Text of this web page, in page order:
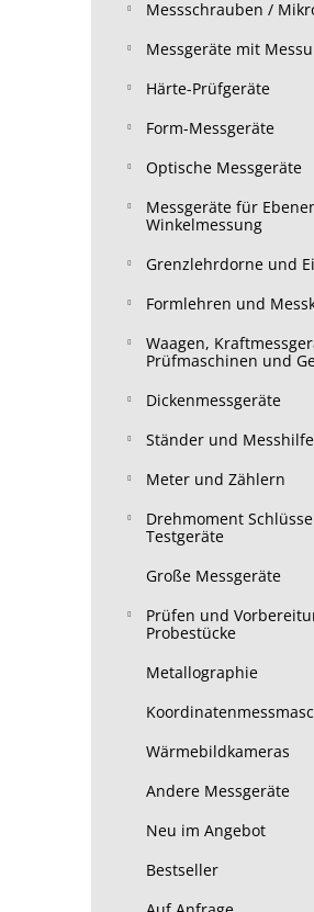
Messschrauben /
Messgeräte mit
Härte-Prüfgeräte
Form-Messgeräte
Optische Messgeräte
Messgeräte für
Winkelmessung
Grenzlehrdorne und
Formlehren und
Waagen,
Prüfmaschinen und
Dickenmessgeräte
Ständer und
Meter und Zählern
Drehmoment
Testgeräte
Große Messgeräte
Prüfen und
Probestücke
Metallographie
Wärmebildkameras
Andere Messgeräte
Neu im Angebot
Bestseller